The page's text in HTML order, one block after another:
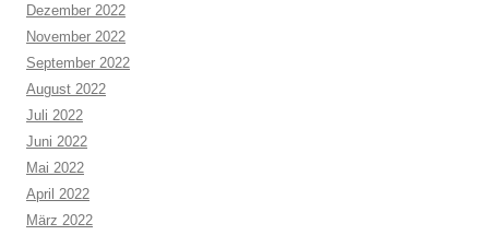
Dezember 2022
November 2022
September 2022
August 2022
Juli 2022
Juni 2022
Mai 2022
April 2022
März 2022